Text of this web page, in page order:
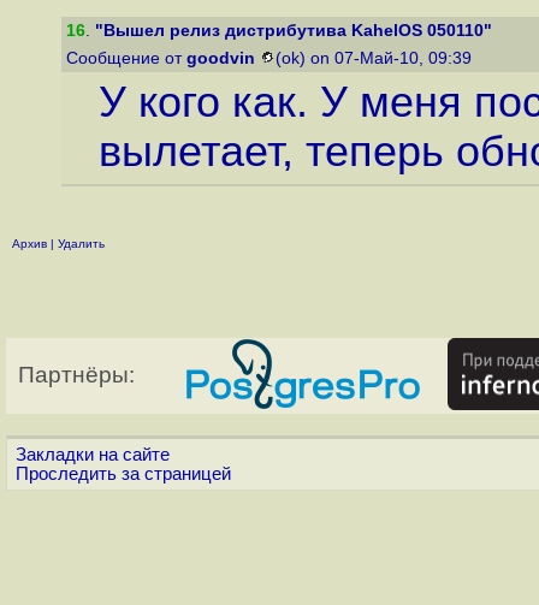
16. "Вышел релиз дистрибутива KahelOS 050110"
Сообщение от goodvin (ok) on 07-Май-10, 09:39
У кого как. У меня
вылетает, теперь
Архив | Удалить
Партнёры:
Закладки на сайте
Проследить за страницей